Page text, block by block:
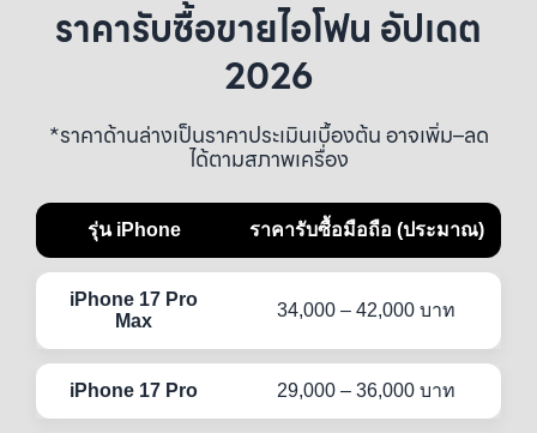
ราคารับซื้อขายไอโฟน อัปเดต
2026
*ราคาด้านล่างเป็นราคาประเมินเบื้องต้น อาจเพิ่ม–ลด
ได้ตามสภาพเครื่อง
รุ่น iPhone ราคารับซื้อมือถือ (ประมาณ)
iPhone 17 Pro
Max
34,000 – 42,000 บาท
iPhone 17 Pro 29,000 – 36,000 บาท